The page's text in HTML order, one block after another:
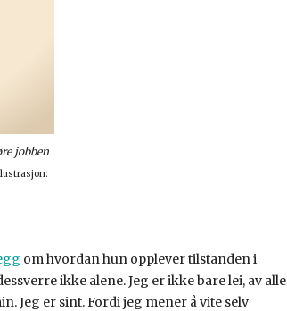
jobben
om hvordan hun opplever tilstanden i
ikke alene. Jeg er ikke bare lei, av alle
Jeg er sint. Fordi jeg mener å vite selv